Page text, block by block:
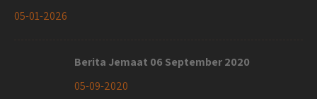
05-01-2026
Berita Jemaat 06 September 2020
05-09-2020